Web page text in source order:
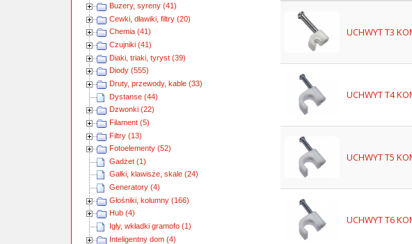
Buzery, syreny (41)
Cewki, dławiki, filtry (20)
Chemia (41)
Czujniki (41)
Diaki, triaki, tyryst (39)
Diody (555)
Druty, przewody, kable (33)
Dystanse (44)
Dzwonki (22)
Filament (5)
Filtry (13)
Fotoelementy (52)
Gadżet (1)
Gałki, klawisze, skale (24)
Generatory (4)
Głośniki, kolumny (166)
Hub (4)
Igły, wkładki gramofo (1)
Inteligentny dom (4)
UCHWYT T3
UCHWYT T4
UCHWYT T5
UCHWYT T6